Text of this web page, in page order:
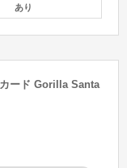
あり
ード Gorilla Santa